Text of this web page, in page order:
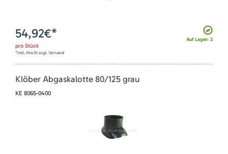
Auf Lager: 2
54,92€*
pro Stück
*inkl. MwSt zzgl. Versand
Klöber Abgaskalotte 80/125 grau
KE 8065-0400